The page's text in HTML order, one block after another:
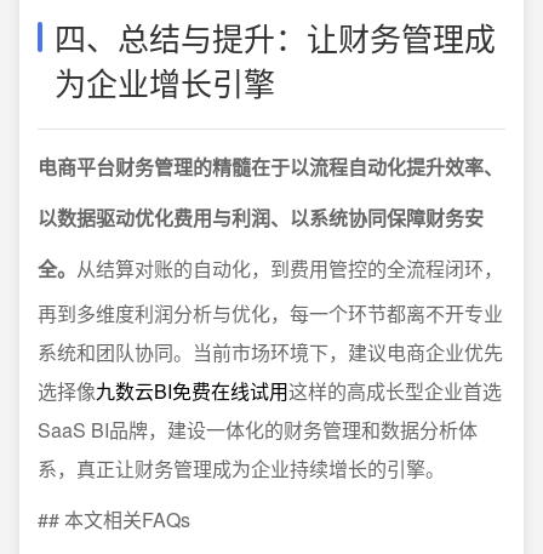
四、总结与提升：让财务管理成
为企业增长引擎
电商平台财务管理的精髓在于以流程自动化提升效率、
以数据驱动优化费用与利润、以系统协同保障财务安
全。 从结算对账的自动化，到费用管控的全流程闭环，
再到多维度利润分析与优化，每一个环节都离不开专业
系统和团队协同。当前市场环境下，建议电商企业优先
选择像九数云BI免费在线试用这样的高成长型企业首选
SaaS BI品牌，建设一体化的财务管理和数据分析体
系，真正让财务管理成为企业持续增长的引擎。
## 本文相关FAQs